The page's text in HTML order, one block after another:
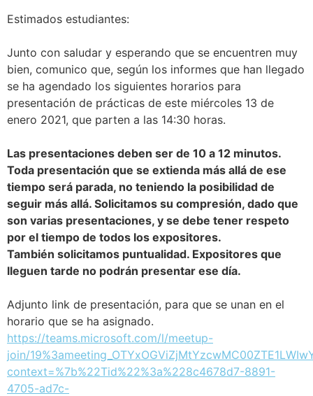
Estimados estudiantes:
Junto con saludar y esperando que se encuentren muy
bien, comunico que, según los informes que han llegado
se ha agendado los siguientes horarios para
presentación de prácticas de este miércoles 13 de
enero 2021, que parten a las 14:30 horas.
Las presentaciones deben ser de 10 a 12 minutos.
Toda presentación que se extienda más allá de ese
tiempo será parada, no teniendo la posibilidad de
seguir más allá. Solicitamos su compresión, dado que
son varias presentaciones, y se debe tener respeto
por el tiempo de todos los expositores.
También solicitamos puntualidad. Expositores que
lleguen tarde no podrán presentar ese día.
Adjunto link de presentación, para que se unan en el
horario que se ha asignado.
https://teams.microsoft.com/l/meetup-
join/
context=%7b%22Tid%22%3a%228c4678d7-8891-
4705-ad7c-